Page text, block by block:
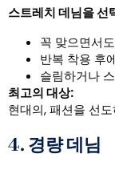
스트레치 데님을 선
꼭 맞으면서
반복 착용 후
슬림하거나
최고의 대상:
현대의, 패션을 선
4. 경량 데님